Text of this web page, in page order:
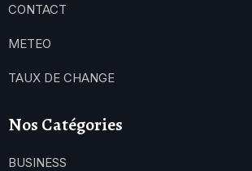
CONTACT
METEO
TAUX DE CHANGE
Nos Catégories
BUSINESS